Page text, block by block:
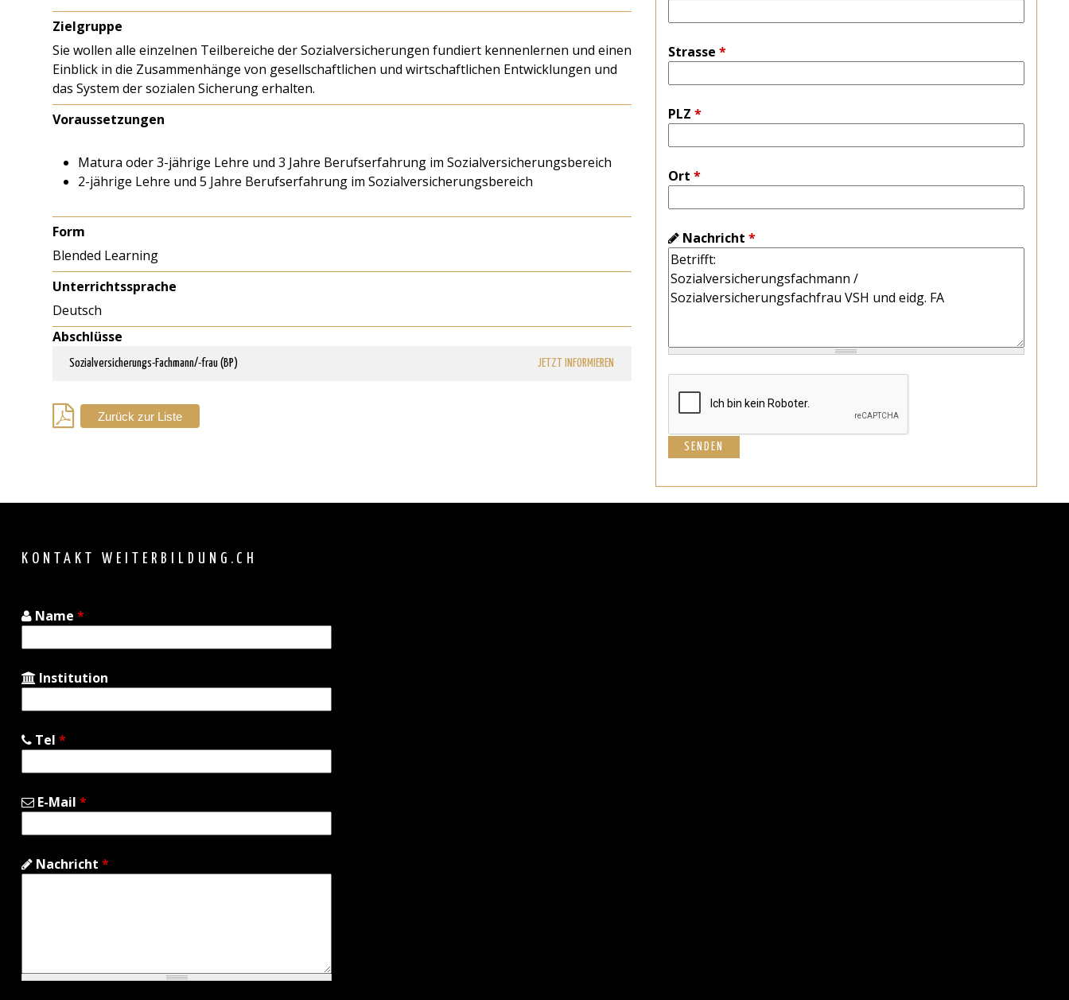
Zielgruppe
Sie wollen alle einzelnen Teilbereiche der Sozialversicherungen fundiert kennenlernen und einen
Einblick in die Zusammenhänge von gesellschaftlichen und wirtschaftlichen Entwicklungen und
das System der sozialen Sicherung erhalten.
Voraussetzungen
Matura oder 3-jährige Lehre und 3 Jahre Berufserfahrung im Sozialversicherungsbereich
2-jährige Lehre und 5 Jahre Berufserfahrung im Sozialversicherungsbereich
Form
Blended Learning
Unterrichtssprache
Deutsch
Abschlüsse
Sozialversicherungs-Fachmann/-frau (BP) JETZT INFORMIEREN
Zurück zur Liste
Strasse *
PLZ *
Ort *
Nachricht *
KONTAKT WEITERBILDUNG.CH
Name *
Institution
Tel *
E-Mail *
Nachricht *